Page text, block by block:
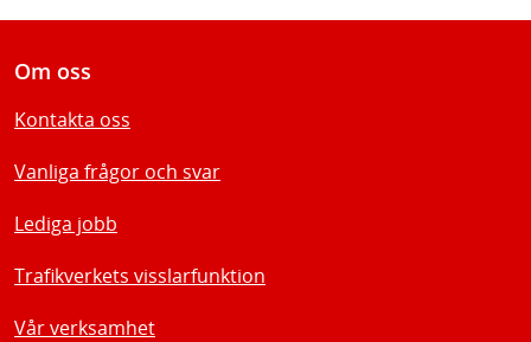
Om oss
Kontakta oss
Vanliga frågor och svar
Lediga jobb
Trafikverkets visslarfunktion
Vår verksamhet